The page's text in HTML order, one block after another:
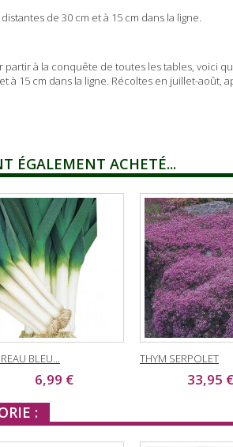
de 30 cm et à 15 cm dans la ligne.
à la conquête de toutes les tables, voici
à 15 cm dans la ligne. Récoltes en juillet-août,
ÉGALEMENT ACHETÉ...
BLEU...
6,99 €
THYM SERPOLET
33,95 €
: